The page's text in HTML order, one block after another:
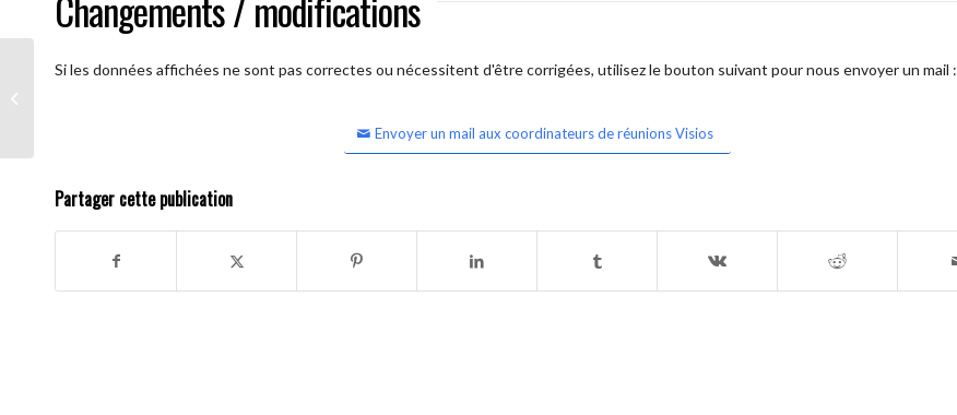
Si les données affichées ne sont pas correctes ou nécessitent d'être corrigées, utilisez le bouton suivant pour nous envoyer un mail :
Envoyer un mail aux coordinateurs de réunions Visios
Partager cette publication